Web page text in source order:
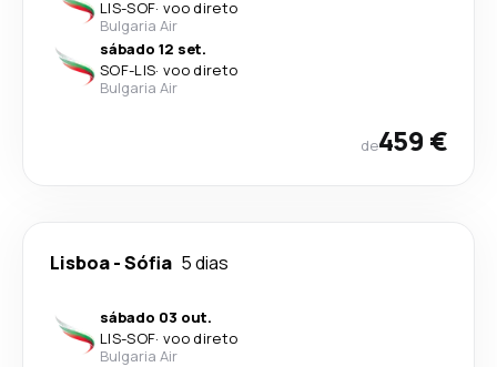
LIS-SOF· voo direto
Bulgaria Air
sábado 12 set.
SOF-LIS· voo direto
Bulgaria Air
de459 €
Lisboa-Sófia 5 dias
sábado 03 out.
LIS-SOF· voo direto
Bulgaria Air